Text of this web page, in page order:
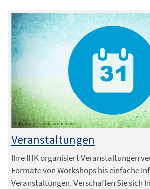
Foto: malp - stock.adobe.com
Veranstaltungen
Ihre IHK organisiert Veranstaltungen
Formate von Workshops bis einfache
Veranstaltungen. Verschaffen Sie sich